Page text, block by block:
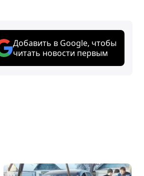
Добавить в Google, чтобы
читать новости первым